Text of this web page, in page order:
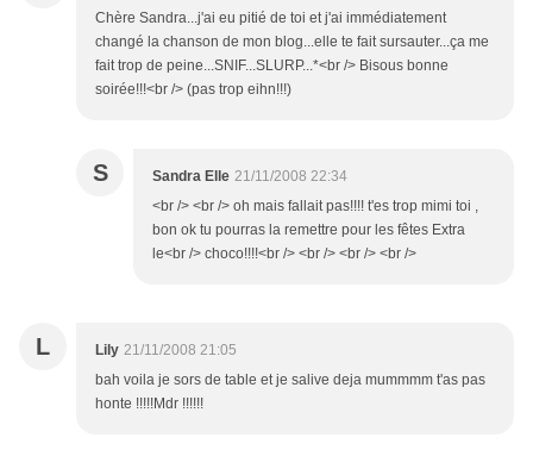
Chère Sandra...j'ai eu pitié de toi et j'ai immédiatement
changé la chanson de mon blog...elle te fait sursauter...ça me
fait trop de peine...SNIF...SLURP...*<br /> Bisous bonne
soirée!!!<br /> (pas trop eihn!!!)
S Sandra Elle 21/11/2008 22:34
<br /> <br /> oh mais fallait pas!!!! t'es trop mimi toi ,
bon ok tu pourras la remettre pour les fêtes Extra
le<br /> choco!!!!<br /> <br /> <br /> <br />
L Lily 21/11/2008 21:05
bah voila je sors de table et je salive deja mummmm t'as pas
honte !!!!!Mdr !!!!!!